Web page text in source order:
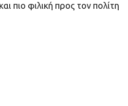
πιο φιλική προς τον πολίτη